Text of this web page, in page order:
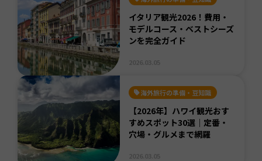
イタリア観光2026！費用・
モデルコース・ベストシーズ
ンを完全ガイド
海外旅行の準備・豆知識
【2026年】ハワイ観光おす
すめスポット30選｜定番・
穴場・グルメまで網羅